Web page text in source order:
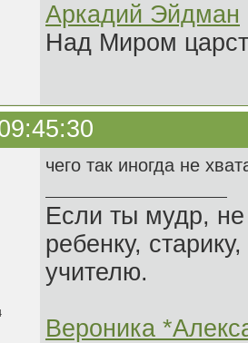
Аркадий Эйдман
Над Миром
чего так иногда не
Если ты мудр, не
ребенку,
учителю.
Вероника